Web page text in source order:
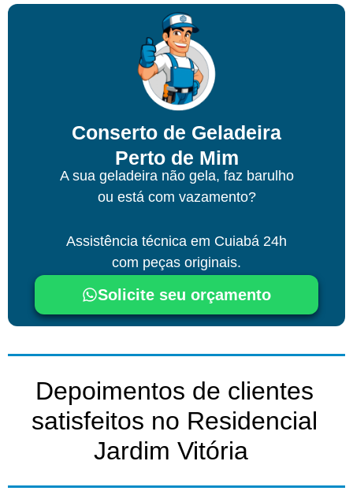
Conserto de Geladeira
Perto de Mim
A sua geladeira não gela, faz barulho
ou está com vazamento?
Assistência técnica em Cuiabá 24h
com peças originais.
Solicite seu orçamento
Depoimentos de clientes
satisfeitos no Residencial
Jardim Vitória ​